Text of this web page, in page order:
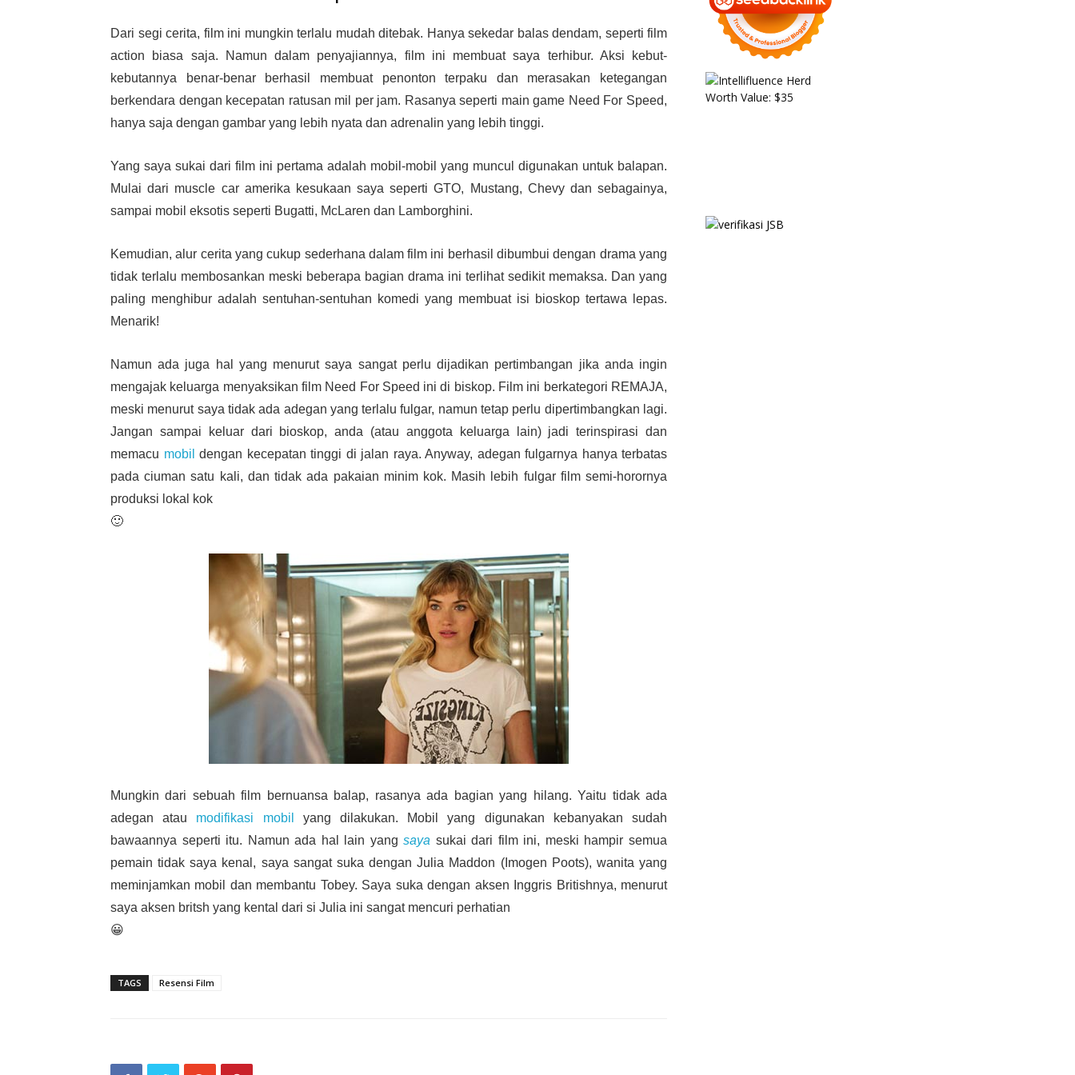
Dari segi cerita, film ini mungkin terlalu mudah ditebak. Hanya sekedar balas dendam, seperti film
action biasa saja. Namun dalam penyajiannya, film ini membuat saya terhibur. Aksi kebut-
kebutannya benar-benar berhasil membuat penonton terpaku dan merasakan ketegangan
berkendara dengan kecepatan ratusan mil per jam. Rasanya seperti main game Need For Speed,
hanya saja dengan gambar yang lebih nyata dan adrenalin yang lebih tinggi.
Yang saya sukai dari film ini pertama adalah mobil-mobil yang muncul digunakan untuk balapan.
Mulai dari muscle car amerika kesukaan saya seperti GTO, Mustang, Chevy dan sebagainya,
sampai mobil eksotis seperti Bugatti, McLaren dan Lamborghini.
Kemudian, alur cerita yang cukup sederhana dalam film ini berhasil dibumbui dengan drama yang
tidak terlalu membosankan meski beberapa bagian drama ini terlihat sedikit memaksa. Dan yang
paling menghibur adalah sentuhan-sentuhan komedi yang membuat isi bioskop tertawa lepas.
Menarik!
Namun ada juga hal yang menurut saya sangat perlu dijadikan pertimbangan jika anda ingin
mengajak keluarga menyaksikan film Need For Speed ini di biskop. Film ini berkategori REMAJA,
meski menurut saya tidak ada adegan yang terlalu fulgar, namun tetap perlu dipertimbangkan lagi.
Jangan sampai keluar dari bioskop, anda (atau anggota keluarga lain) jadi terinspirasi dan
memacu mobil dengan kecepatan tinggi di jalan raya. Anyway, adegan fulgarnya hanya terbatas
pada ciuman satu kali, dan tidak ada pakaian minim kok. Masih lebih fulgar film semi-horornya
produksi lokal kok
🙂
Mungkin dari sebuah film bernuansa balap, rasanya ada bagian yang hilang. Yaitu tidak ada
adegan atau modifikasi mobil
yang dilakukan. Mobil yang digunakan kebanyakan sudah
bawaannya seperti itu. Namun ada hal lain yangsaya sukai dari film ini, meski hampir semua
pemain tidak saya kenal, saya sangat suka dengan Julia Maddon (Imogen Poots), wanita yang
meminjamkan mobil dan membantu Tobey. Saya suka dengan aksen Inggris Britishnya, menurut
saya aksen britsh yang kental dari si Julia ini sangat mencuri perhatian
😀
TAGS Resensi Film